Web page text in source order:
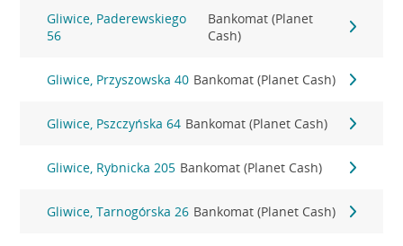
Gliwice, Paderewskiego
56
Bankomat (Planet
Cash)
Gliwice, Przyszowska 40 Bankomat (Planet Cash)
Gliwice, Pszczyńska 64 Bankomat (Planet Cash)
Gliwice, Rybnicka 205 Bankomat (Planet Cash)
Gliwice, Tarnogórska 26 Bankomat (Planet Cash)